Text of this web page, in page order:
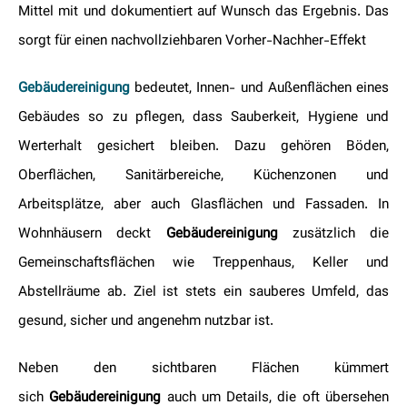
Mittel mit und dokumentiert auf Wunsch das Ergebnis. Das
sorgt für einen nachvollziehbaren Vorher-Nachher-Effekt
Gebäudereinigung bedeutet, Innen- und Außenflächen eines
Gebäudes so zu pflegen, dass Sauberkeit, Hygiene und
Werterhalt gesichert bleiben. Dazu gehören Böden,
Oberflächen, Sanitärbereiche, Küchenzonen und
Arbeitsplätze, aber auch Glasflächen und Fassaden. In
Wohnhäusern deckt Gebäudereinigungzusätzlich die
Gemeinschaftsflächen wie Treppenhaus, Keller und
Abstellräume ab. Ziel ist stets ein sauberes Umfeld, das
gesund, sicher und angenehm nutzbar ist.
Neben den sichtbaren Flächen kümmert
sich Gebäudereinigung auch um Details, die oft übersehen